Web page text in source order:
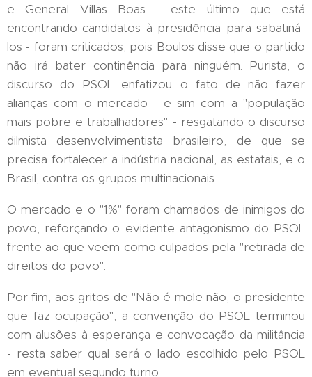
e General Villas Boas - este último que está
encontrando candidatos à presidência para sabatiná-
los - foram criticados, pois Boulos disse que o partido
não irá bater continência para ninguém. Purista, o
discurso do PSOL enfatizou o fato de não fazer
alianças com o mercado - e sim com a "população
mais pobre e trabalhadores" - resgatando o discurso
dilmista desenvolvimentista brasileiro, de que se
precisa fortalecer a indústria nacional, as estatais, e o
Brasil, contra os grupos multinacionais.
O mercado e o "1%" foram chamados de inimigos do
povo, reforçando o evidente antagonismo do PSOL
frente ao que veem como culpados pela "retirada de
direitos do povo".
Por fim, aos gritos de "Não é mole não, o presidente
que faz ocupação", a convenção do PSOL terminou
com alusões à esperança e convocação da militância
- resta saber qual será o lado escolhido pelo PSOL
em eventual segundo turno.